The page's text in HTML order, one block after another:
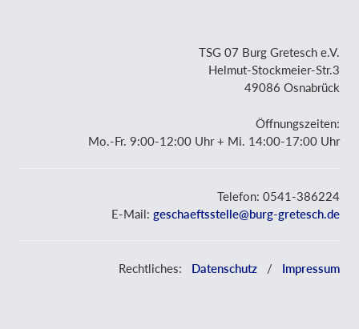
TSG 07 Burg Gretesch e.V.
Helmut-Stockmeier-Str.3
49086 Osnabrück
Öffnungszeiten:
Mo.-Fr. 9:00-12:00 Uhr + Mi. 14:00-17:00 Uhr
Telefon: 0541-386224
E-Mail: geschaeftsstelle@burg-gretesch.de
Rechtliches: Datenschutz / Impressum